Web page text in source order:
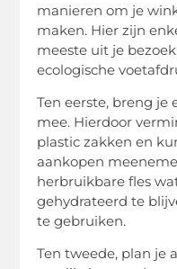
manieren om je
maken. Hier zijn
meeste uit je
ecologische
Ten eerste, breng je
mee. Hierdoor
plastic zakken en
aankopen
herbruikbare fles
gehydrateerd te
te gebruiken.
Ten tweede, plan je